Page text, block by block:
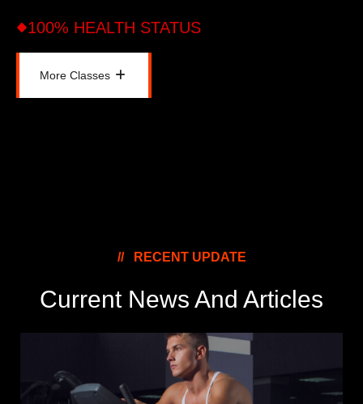
100% HEALTH STATUS
More Classes
RECENT UPDATE
Current News And Articles